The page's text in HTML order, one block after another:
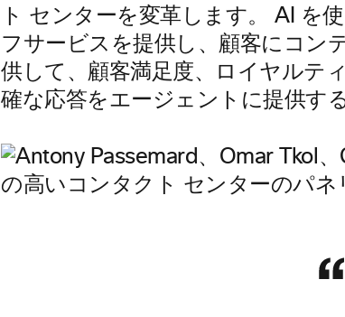
ト センターを変革します。 AI を
フサービスを提供し、顧客にコン
供して、顧客満足度、ロイヤルテ
確な応答をエージェントに提供す